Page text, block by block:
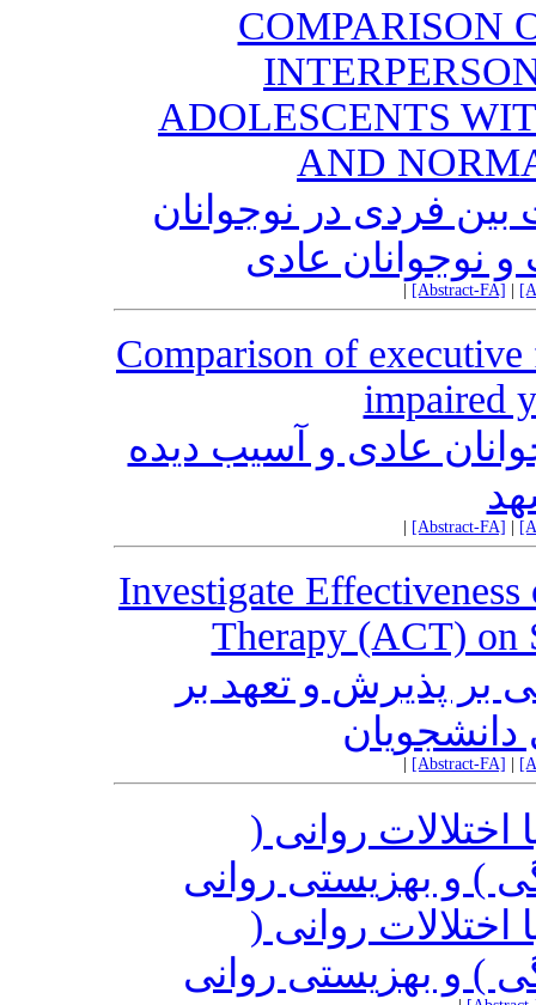
COMPARISON
ADOLESCENTS
AND
فردی در نوجوانان
و نوجوانان عادی
[Abstract-FA]
Comparison of
impaired
عادی و آسیب دیده
[Abstract-FA]
Investigate
Therapy (ACT) on
بر پذیرش و تعهد بر
[Abstract-FA]
اختلالات روانی (
) و بهزیستی روانی
اختلالات روانی (
) و بهزیستی روانی